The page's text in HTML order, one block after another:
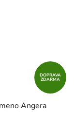
DOPRAVA
ZDARMA
Angera